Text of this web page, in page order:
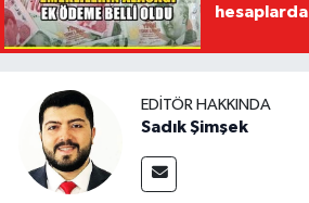
hesaplarda
EDITÖR HAKKINDA
Sadık Şimşek